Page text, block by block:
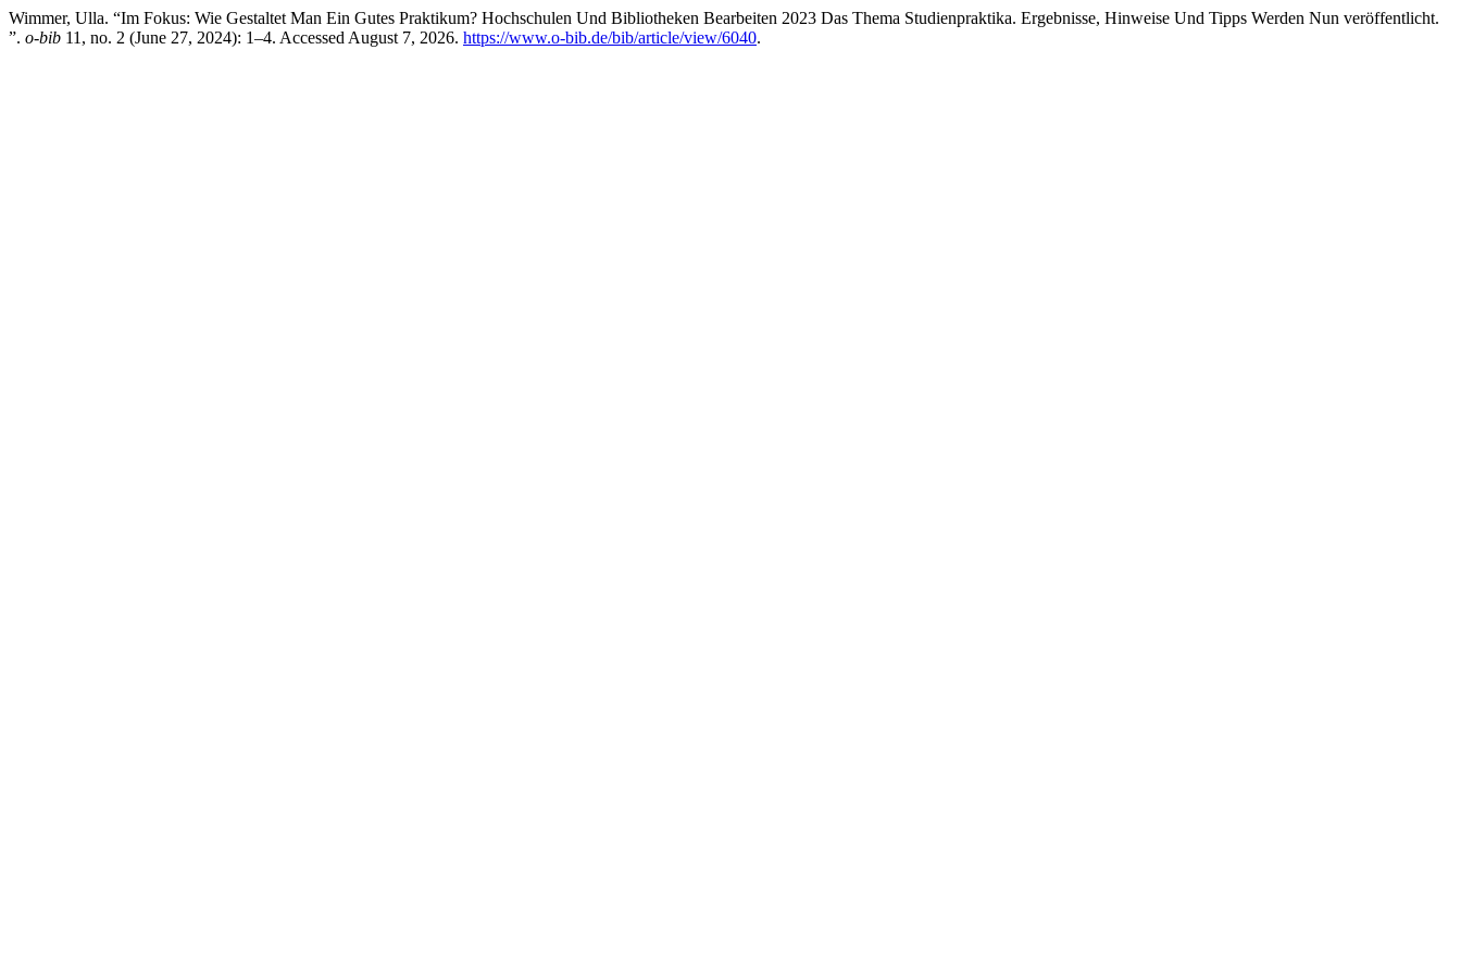
Wimmer, Ulla. “Im Fokus: Wie Gestaltet Man Ein Gutes Praktikum? Hochschulen Und Bibliotheken Bearbeiten 2023 Das Thema Studienpraktika. Ergebnisse, Hinweise Und Tipps Werden Nun veröffentlicht.
”. o-bib 11, no. 2 (June 27, 2024): 1–4. Accessed August 7, 2026. https://www.o-bib.de/bib/article/view/6040.